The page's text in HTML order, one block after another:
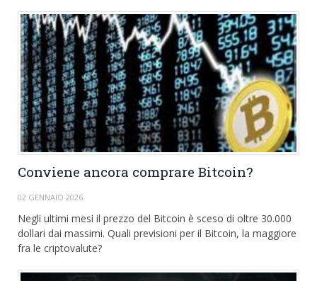
Conviene ancora comprare Bitcoin?
02 GENNAIO 2026
Negli ultimi mesi il prezzo del Bitcoin è sceso di oltre 30.000
dollari dai massimi. Quali previsioni per il Bitcoin, la maggiore
fra le criptovalute?